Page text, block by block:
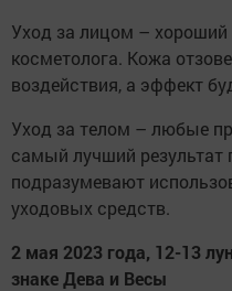
Уход за лицом –
косметолога. Кожа
воздействия, а эффект
Уход за телом – любые
самый лучший результат
подразумевают
уходовых средств.
2 мая 2023 года, 12-13
знаке Дева и Весы